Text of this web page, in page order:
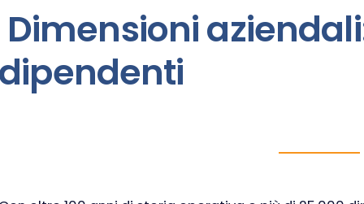
Dimensioni